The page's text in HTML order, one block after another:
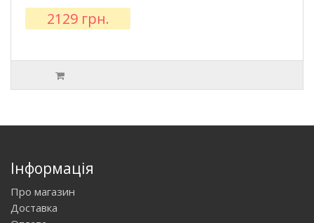
2129 грн.
Інформація
Про магазин
Доставка